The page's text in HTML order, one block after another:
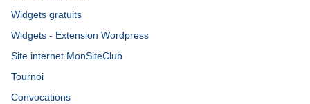
Widgets gratuits
Widgets - Extension Wordpress
Site internet MonSiteClub
Tournoi
Convocations